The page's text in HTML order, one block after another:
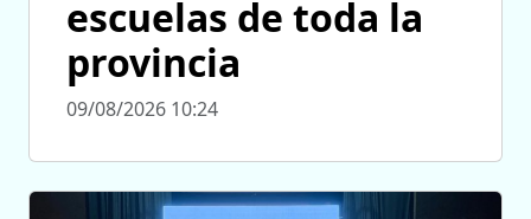
escuelas de toda la
provincia
09/08/2026 10:24